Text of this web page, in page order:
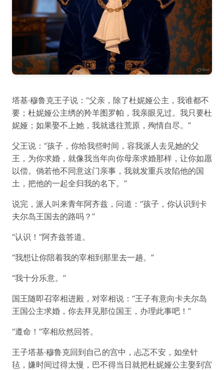
塔基·穆鲁克王子说：“父亲，除了杜妮娅公主，我谁都不
要；杜妮娅公主绣的羚羊图罗帕，我亲眼见过。我只要杜
妮娅；如果娶不上她，我就逃往荒原，殉情自尽。”
父王说：“孩子，你给我些时间，容我派人去见她的父
王，为你求婚，就像我当年向你母亲求婚那样，让你如愿
以偿。倘若他不同意这门亲事，我就发重兵攻陷他的国
土，把他的一起全归我的名下。”
说完，派人叫来青年阿齐兹，问道：“孩子，你认识到卡
夫尔岛王国去的路吗？”
“认识！”阿齐兹答道。
“我想让你陪着我的宰相到那里去一趟。”
“我十分乐意。”
国王随即召宰相进殿，对宰相说：“王子有意向卡夫尔岛
王国公主求婚，你去拜见那位国王，办理此事吧！”
“遵命！”宰相欣然回答。
王子塔基·穆鲁克回到自己的宫中，忐忑不安，如坐针
毡，嫌时间过得太慢，巴不得当日就把杜妮娅公主娶到宫